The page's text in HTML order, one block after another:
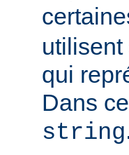
qui
Dans
string